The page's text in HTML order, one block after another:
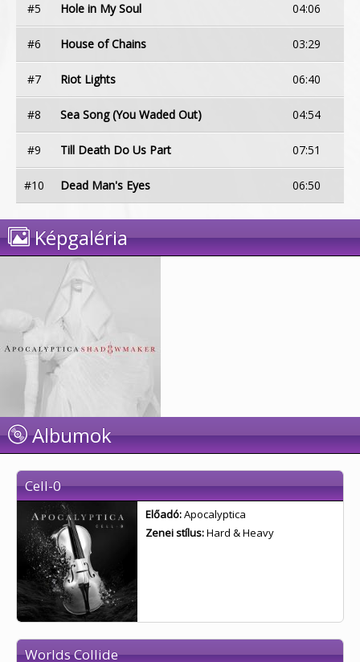
#5 Hole in My Soul 04:06
#6 House of Chains 03:29
#7 Riot Lights 06:40
#8 Sea Song (You Waded Out) 04:54
#9 Till Death Do Us Part 07:51
#10 Dead Man's Eyes 06:50
Képgaléria
Albumok
Cell-0
Előadó:Apocalyptica
Zenei stílus:Hard & Heavy
Worlds Collide